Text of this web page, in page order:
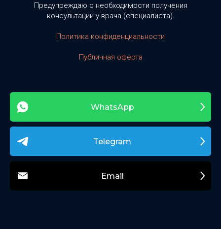
Предупреждаю о необходимости получения
консультации у врача (специалиста).
Политика конфиденциальности
Публичная оферта
WhatsApp
Telegram
Email